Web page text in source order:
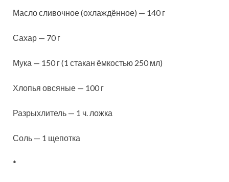
Масло сливочное (охлаждённое) — 140 г
Сахар — 70 г
Мука — 150 г (1 стакан ёмкостью 250 мл)
Хлопья овсяные — 100 г
Разрыхлитель — 1 ч. ложка
Соль — 1 щепотка
*